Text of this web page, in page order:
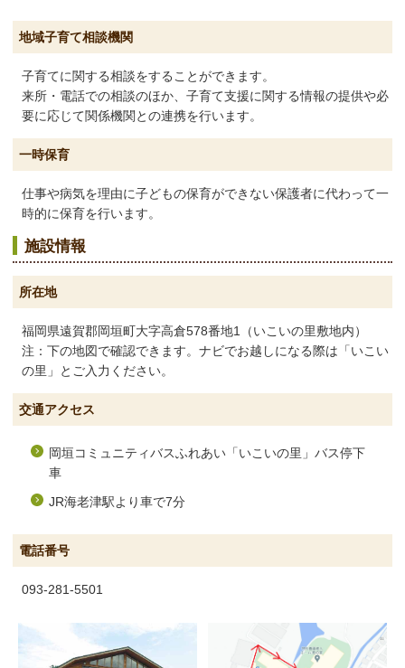
地域子育て相談機関
子育てに関する相談をすることができます。
来所・電話での相談のほか、子育て支援に関する情報の提供や必
要に応じて関係機関との連携を行います。
一時保育
仕事や病気を理由に子どもの保育ができない保護者に代わって一
時的に保育を行います。
施設情報
所在地
福岡県遠賀郡岡垣町大字高倉578番地1（いこいの里敷地内）
注：下の地図で確認できます。ナビでお越しになる際は「いこい
の里」とご入力ください。
交通アクセス
岡垣コミュニティバスふれあい「いこいの里」バス停下
車
JR海老津駅より車で7分
電話番号
093-281-5501